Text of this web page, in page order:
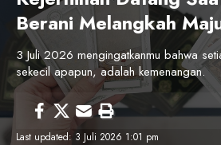
Berani Melangkah
3 Juli 2026 mengingatkanmu bahwa
sekecil apapun, adalah kemenangan.
Last updated: 3 Juli 2026 1:01 pm